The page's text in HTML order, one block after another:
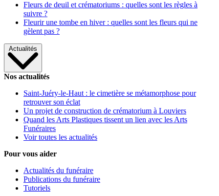
Fleurs de deuil et crématoriums : quelles sont les règles à
suivre ?
Fleurir une tombe en hiver : quelles sont les fleurs qui ne
gèlent pas ?
Actualités
Nos actualités
Saint-Juéry-le-Haut : le cimetière se métamorphose pour
retrouver son éclat
Un projet de construction de crématorium à Louviers
Quand les Arts Plastiques tissent un lien avec les Arts
Funéraires
Voir toutes les actualités
Pour vous aider
Actualités du funéraire
Publications du funéraire
Tutoriels